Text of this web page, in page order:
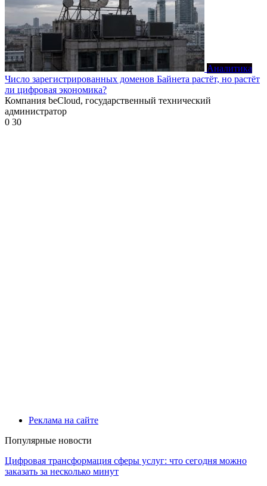
Аналитика
Число зарегистрированных доменов Байнета растёт, но растёт
ли цифровая экономика?
Компания beCloud, государственный технический
администратор
0 30
Реклама на сайте
Популярные новости
Цифровая трансформация сферы услуг: что сегодня можно
заказать за несколько минут